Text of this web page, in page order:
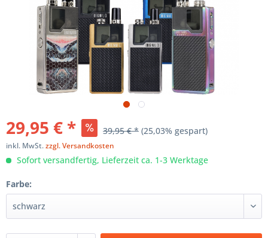
29,95 € * 39,95 € * (25,03% gespart)
inkl. MwSt.zzgl. Versandkosten
Sofort versandfertig, Lieferzeit ca. 1-3 Werktage
Farbe: